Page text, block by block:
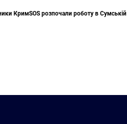
КримSOS розпочали роботу в Сумській